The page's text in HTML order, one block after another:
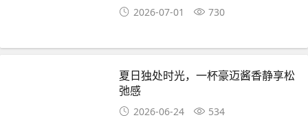
2026-07-01 730
夏日独处时光，一杯豪迈酱香静享松
弛感
2026-06-24 534